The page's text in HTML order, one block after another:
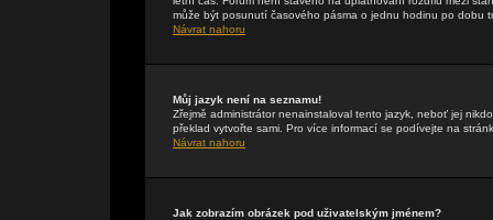
může být posunutí časového pásma o jednu hodinu po dobu
Návrat nahoru
Můj jazyk není na seznamu!
Zřejmě administrátor nenainstaloval tento jazyk, neboť jej
překlad vytvořte sami. Pro více informací se podívejte na
Návrat nahoru
Jak zobrazím obrázek pod uživatelským jménem?